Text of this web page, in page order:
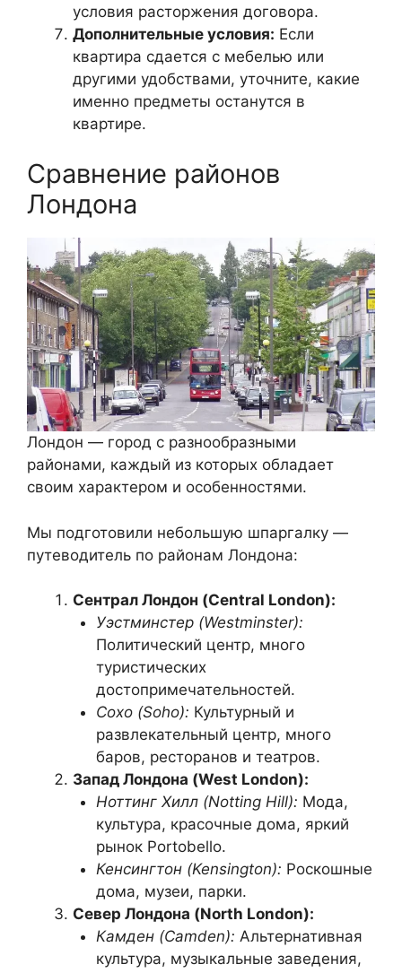
условия расторжения договора.
Дополнительные условия: Если
квартира сдается с мебелью или
другими удобствами, уточните, какие
именно предметы останутся в
квартире.
Сравнение районов
Лондона
Лондон — город с разнообразными
районами, каждый из которых обладает
своим характером и особенностями.
Мы подготовили небольшую шпаргалку —
путеводитель по районам Лондона:
Сентрал Лондон (Central London):
Уэстминстер (Westminster):
Политический центр, много
туристических
достопримечательностей.
Сохо (Soho): Культурный и
развлекательный центр, много
баров, ресторанов и театров.
Запад Лондона (West London):
Ноттинг Хилл (Notting Hill): Мода,
культура, красочные дома, яркий
рынок Portobello.
Кенсингтон (Kensington): Роскошные
дома, музеи, парки.
Север Лондона (North London):
Камден (Camden): Альтернативная
культура, музыкальные заведения,